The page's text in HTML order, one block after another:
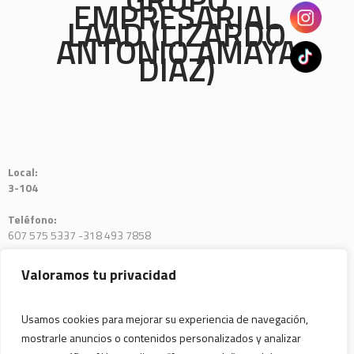
Valoramos tu privacidad
Usamos cookies para mejorar su experiencia de navegación,
mostrarle anuncios o contenidos personalizados y analizar
EMPRESARIAL
LAAD (LIZARDO
ANTONIO AMAYA
DIAZ)
Local:
3-104
Teléfono:
607 575 5337 -318 493 7858
E-mail:
sec.ejecutivalaad@gmail.com